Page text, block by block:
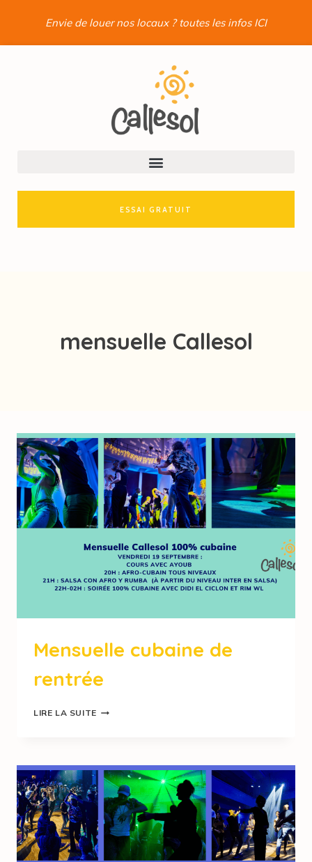
Envie de louer nos locaux ? toutes les infos ICI
ESSAI GRATUIT
mensuelle Callesol
Mensuelle cubaine de
rentrée
LIRE LA SUITE